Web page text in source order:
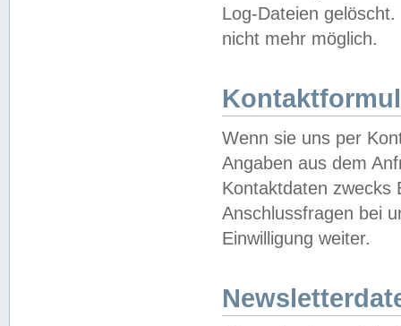
Log-Dateien
nicht mehr möglich.
Wenn sie uns per
Angaben aus dem
Kontaktdaten zwecks
Anschlussfragen bei
Einwilligung weiter.